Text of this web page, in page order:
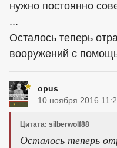
нужно постоянно
...
Осталось теперь
вооружений с
opus
10 ноября 2016
Цитата: silberwolf88
Осталось теперь